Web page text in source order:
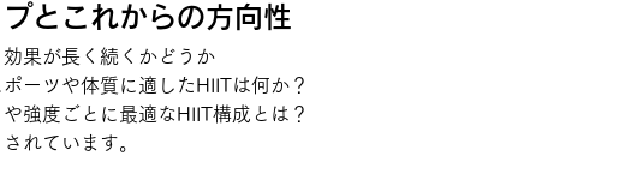
とこれからの方向性
効果が長く続くかどうか
ポーツや体質に適したHIITは何か？
や強度ごとに最適なHIIT構成とは？
れています。